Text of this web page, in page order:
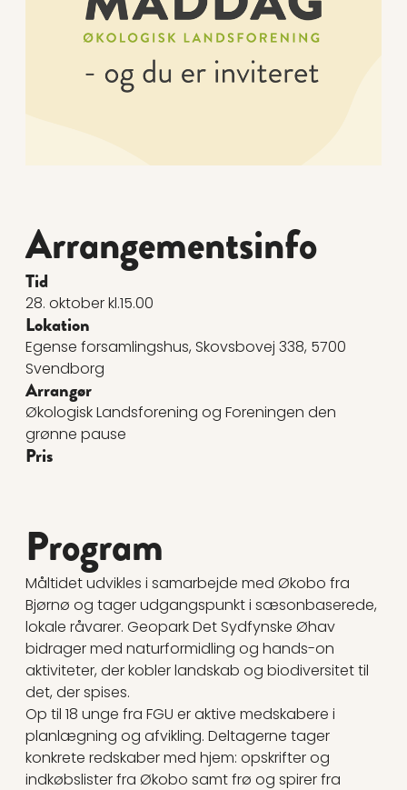
Arrangementsinfo
Tid
28. oktober kl.15.00
Lokation
Egense forsamlingshus, Skovsbovej 338, 5700
Svendborg
Arrangør
Økologisk Landsforening og Foreningen den
grønne pause
Pris
Program
Måltidet udvikles i samarbejde med Økobo fra
Bjørnø og tager udgangspunkt i sæsonbaserede,
lokale råvarer. Geopark Det Sydfynske Øhav
bidrager med naturformidling og hands-on
aktiviteter, der kobler landskab og biodiversitet til
det, der spises.
Op til 18 unge fra FGU er aktive medskabere i
planlægning og afvikling. Deltagerne tager
konkrete redskaber med hjem: opskrifter og
indkøbslister fra Økobo samt frø og spirer fra